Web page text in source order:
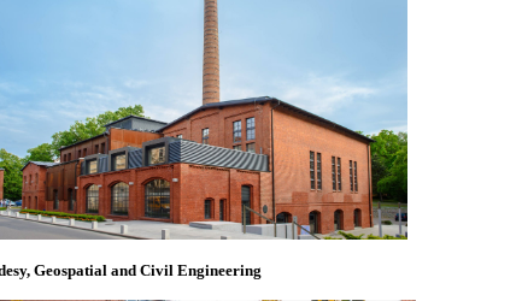
Geospatial and Civil Engineering